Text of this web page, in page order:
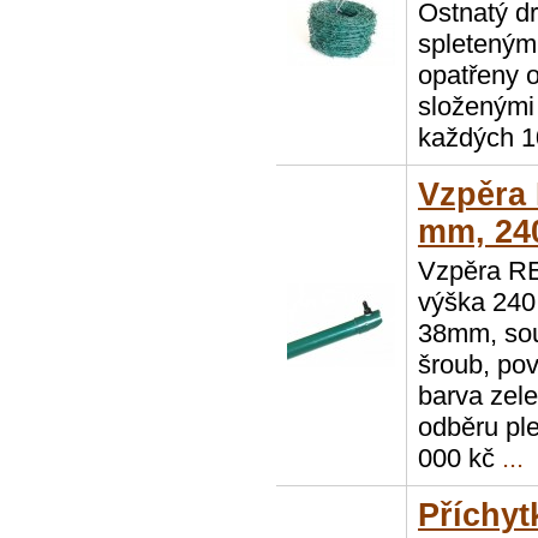
Ostnatý
opatřeny
každých
Vzpěra
mm,
Vzpěra
výška
38mm,
šroub,
barva
odběru
000 kč ...